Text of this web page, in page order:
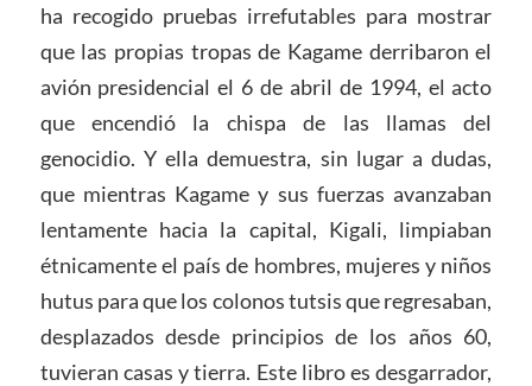
ha recogido pruebas irrefutables para mostrar
que las propias tropas de Kagame derribaron el
avión presidencial el 6 de abril de 1994, el acto
que encendió la chispa de las llamas del
genocidio. Y ella demuestra, sin lugar a dudas,
que mientras Kagame y sus fuerzas avanzaban
lentamente hacia la capital, Kigali, limpiaban
étnicamente el país de hombres, mujeres y niños
hutus para que los colonos tutsis que regresaban,
desplazados desde principios de los años 60,
tuvieran casas y tierra. Este libro es desgarrador,